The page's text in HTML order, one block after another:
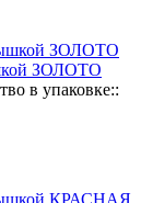
ЗОЛОТО
в упаковке::